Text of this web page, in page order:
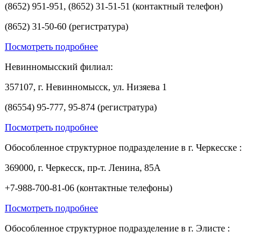
(8652) 951-951, (8652) 31-51-51 (контактный телефон)
(8652) 31-50-60 (регистратура)
Посмотреть подробнее
Невинномысский филиал:
357107, г. Невинномысск, ул. Низяева 1
(86554) 95-777, 95-874 (регистратура)
Посмотреть подробнее
Обособленное структурное подразделение в г. Черкесске :
369000, г. Черкесск, пр-т. Ленина, 85А
+7-988-700-81-06 (контактные телефоны)
Посмотреть подробнее
Обособленное структурное подразделение в г. Элисте :